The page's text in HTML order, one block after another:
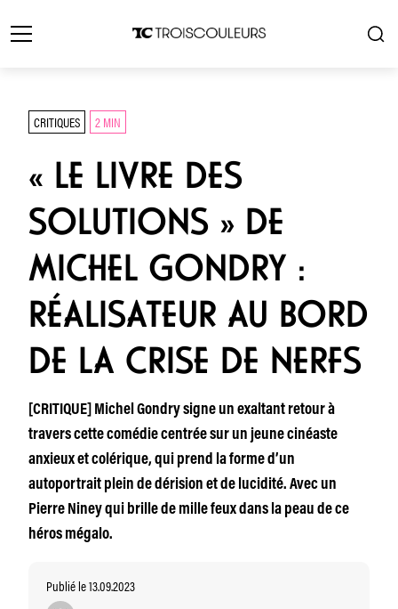
CRITIQUES 2 MIN
« LE LIVRE DES
SOLUTIONS » DE
MICHEL GONDRY :
RÉALISATEUR AU BORD
DE LA CRISE DE NERFS
[CRITIQUE] Michel Gondry signe un exaltant retour à
travers cette comédie centrée sur un jeune cinéaste
anxieux et colérique, qui prend la forme d’un
autoportrait plein de dérision et de lucidité. Avec un
Pierre Niney qui brille de mille feux dans la peau de ce
héros mégalo.
Publié le 13.09.2023